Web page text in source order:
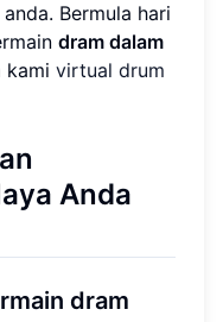
Bermula hari
dram dalam
kami virtual drum
Anda
dram